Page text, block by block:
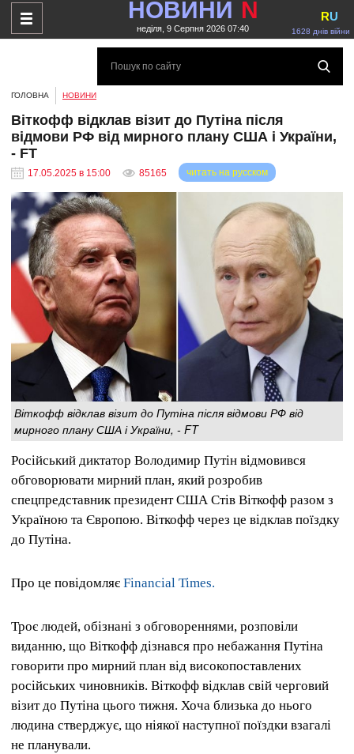
НОВИНИ N
неділя, 9 Серпня 2026 07:40 1628 днів війни
RU
ГОЛОВНА НОВИНИ
Віткофф відклав візит до Путіна після
відмови РФ від мирного плану США і України,
- FT
17.05.2025 в 15:00 85165 читать на русском
Віткофф відклав візит до Путіна після відмови РФ від
мирного плану США і України, - FT
Російський диктатор Володимир Путін відмовився
обговорювати мирний план, який розробив
спецпредставник президент США Стів Віткофф разом з
Україною та Європою. Віткофф через це відклав поїздку
до Путіна.
Про це повідомляє Financial Times.
Троє людей, обізнані з обговореннями, розповіли
виданню, що Віткофф дізнався про небажання Путіна
говорити про мирний план від високопоставлених
російських чиновників. Віткофф відклав свій черговий
візит до Путіна цього тижня. Хоча близька до нього
людина стверджує, що ніякої наступної поїздки взагалі
не планували.